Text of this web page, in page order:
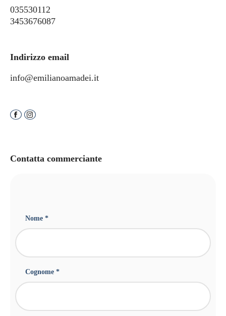
035530112
3453676087
Indirizzo email
info@emilianoamadei.it
Contatta commerciante
Nome *
Cognome *